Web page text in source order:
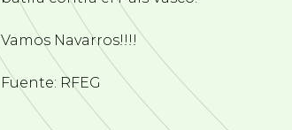
Vamos Navarros!!!!
Fuente: RFEG